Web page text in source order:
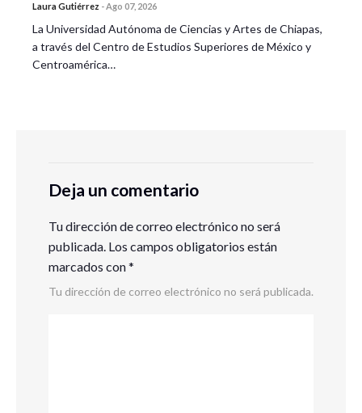
Laura Gutiérrez -Ago 07, 2026
La Universidad Autónoma de Ciencias y Artes de Chiapas,
a través del Centro de Estudios Superiores de México y
Centroamérica…
Deja un comentario
Tu dirección de correo electrónico no será
publicada. Los campos obligatorios están
marcados con*
Tu dirección de correo electrónico no será publicada.